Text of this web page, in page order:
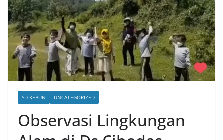
SD KEBUN UNCATEGORIZED
Observasi Lingkungan